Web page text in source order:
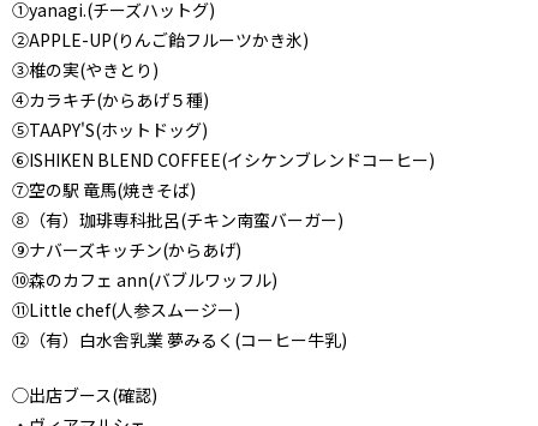
①yanagi.(チーズハットグ)
②APPLE-UP(りんご飴フルーツかき氷)
③椎の実(やきとり)
④カラキチ(からあげ５種)
⑤TAAPY'S(ホットドッグ)
⑥ISHIKEN BLEND COFFEE(イシケンブレンドコーヒー)
⑦空の駅 竜馬(焼きそば)
⑧（有）珈琲専科批呂(チキン南蛮バーガー)
⑨ナバーズキッチン(からあげ)
⑩森のカフェ ann(バブルワッフル)
⑪Little chef(人参スムージー)
⑫（有）白水舎乳業 夢みるく(コーヒー牛乳)
◯出店ブース(確認)